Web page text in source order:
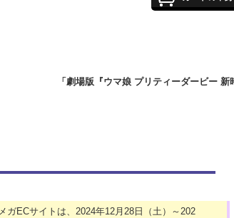
ガECサイトは、2024年12月28日（土）～202